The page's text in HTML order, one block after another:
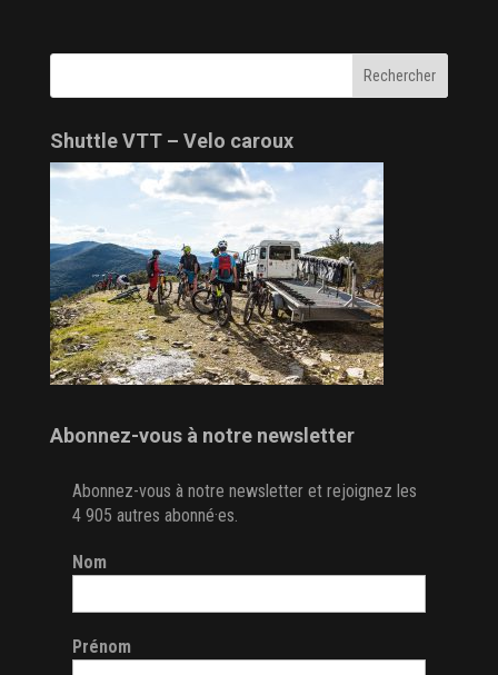
Shuttle VTT – Velo caroux
Abonnez-vous à notre newsletter
Abonnez-vous à notre newsletter et rejoignez les
4 905 autres abonné·es.
Nom
Prénom